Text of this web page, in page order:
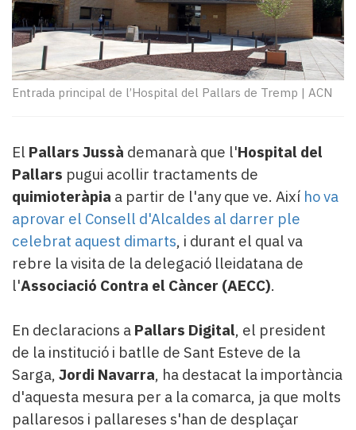
teva!
Subscriptors
La
newsletter
del
patrocinat
Lo
més
llegit...
Entrada principal de l’Hospital del Pallars de Tremp | ACN
El Pallars Jussà demanarà que l'Hospital del
Pallars pugui acollir tractaments de
quimioteràpia a partir de l'any que ve. Així ho va
aprovar el Consell d'Alcaldes al darrer ple
celebrat aquest dimarts, i durant el qual va
rebre la visita de la delegació lleidatana de
l'Associació Contra el Càncer (AECC).
En declaracions a Pallars Digital, el president
de la institució i batlle de Sant Esteve de la
Sarga, Jordi Navarra, ha destacat la importància
d'aquesta mesura per a la comarca, ja que molts
pallaresos i pallareses s'han de desplaçar